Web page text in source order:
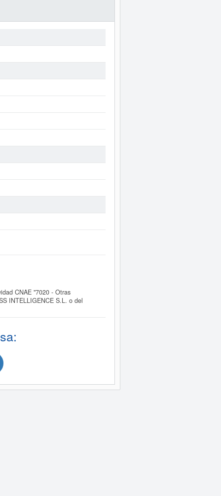
CNAE "7020 - Otras
INTELLIGENCE S.L. o del